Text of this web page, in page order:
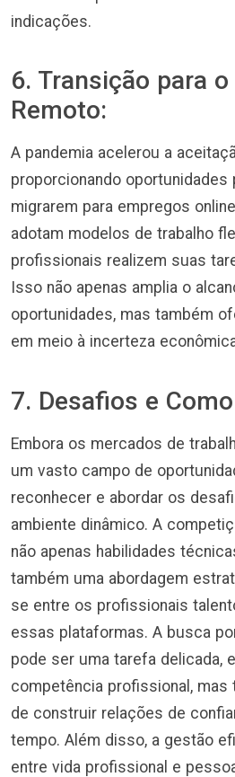
indicações.
6. Transição para
Remoto:
A pandemia acelerou a
proporcionando oportunidades
migrarem para empregos
adotam modelos de trabalho
profissionais realizem suas
Isso não apenas amplia o
oportunidades, mas também
em meio à incerteza
7. Desafios e
Embora os mercados de
um vasto campo de
reconhecer e abordar os
ambiente dinâmico. A
não apenas habilidades
também uma abordagem
se entre os profissionais
essas plataformas. A busca
pode ser uma tarefa delicada,
competência profissional, mas
de construir relações de
tempo. Além disso, a gestão
entre vida profissional e